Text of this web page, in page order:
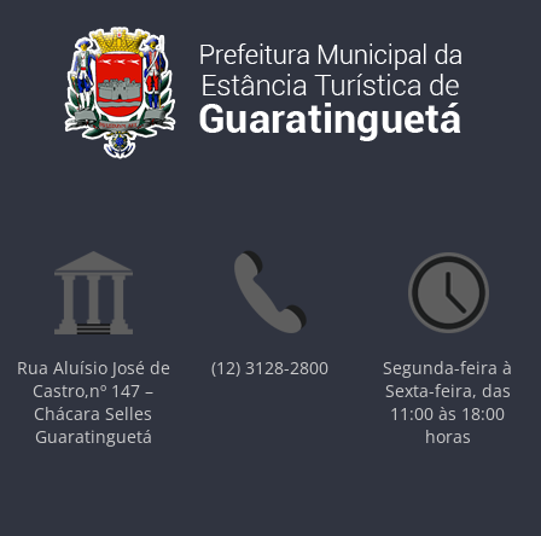
Rua Aluísio José de
Castro,nº 147 –
Chácara Selles
Guaratinguetá
(12) 3128-2800
Segunda-feira à
Sexta-feira, das
11:00 às 18:00
horas